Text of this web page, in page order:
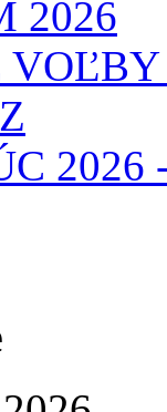
2026
2026